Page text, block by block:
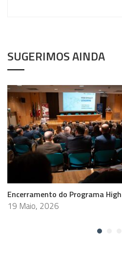
SUGERIMOS AINDA
Encerramento do Programa
19 Maio, 2026